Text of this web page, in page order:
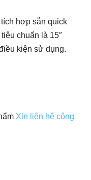
hợp sẵn quick
chuẩn là 15″
kiện sử dụng.
Xin liên hệ công